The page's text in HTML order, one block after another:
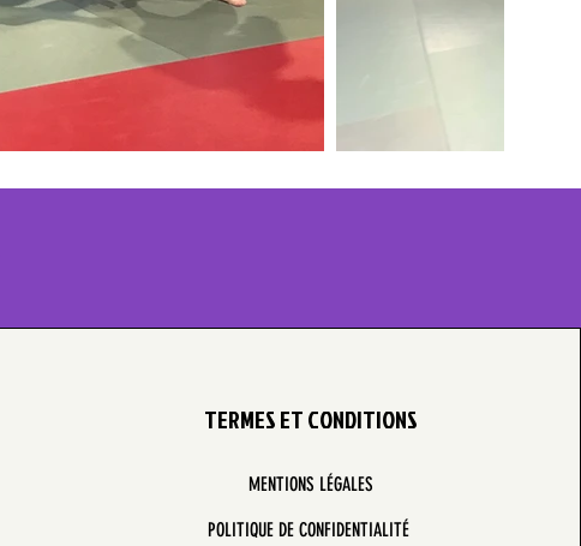
TERMES ET CONDITIONS
MENTIONS LÉGALES
POLITIQUE DE CONFIDENTIALITÉ